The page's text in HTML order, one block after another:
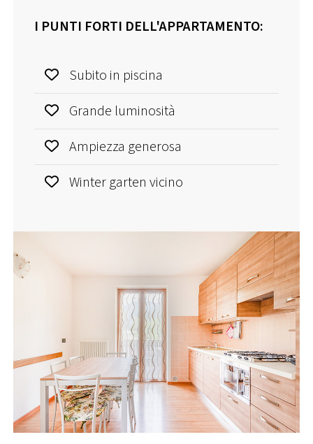
I PUNTI FORTI DELL'APPARTAMENTO:
Subito in piscina
Grande luminosità
Ampiezza generosa
Winter garten vicino